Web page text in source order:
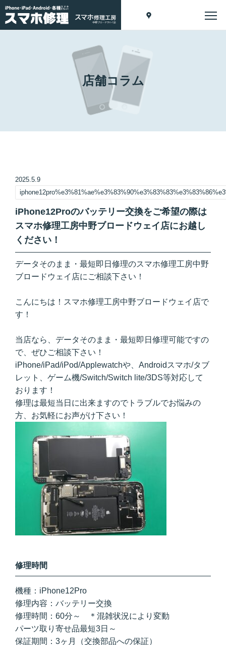
店舗コラム
2025.5.9
iPhone12Proのバッテリー交換をご希望の際は
スマホ修理工房中野ブロードウェイ店にお越し
ください！
データそのまま・最短即日修理のスマホ修理工房中野
ブロードウェイ店にご相談下さい！
こんにちは！スマホ修理工房中野ブロードウェイ店で
す！
当店なら、データそのまま・最短即日修理可能ですの
で、ぜひご相談下さい！
iPhone/iPad/iPod/Applewatchや、Androidスマホ/タブ
レット、ゲーム機/Switch/Switch lite/3DS等対応して
おります！
修理は最短当日に出来ますのでトラブルでお悩みの
方、お気軽にお声がけ下さい！
修理時間
機種：iPhone12Pro
修理内容：バッテリー交換
修理時間：60分～ ＊混雑状況により変動
パーツ取り寄せ品最短3日～
保証期間：3ヶ月（交換部品への保証）